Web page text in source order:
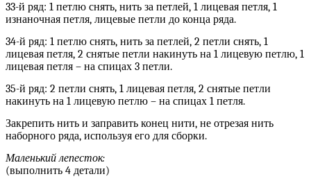
33-й ряд: 1 петлю снять, нить за петлей, 1 лицевая петля, 1
изнаночная петля, лицевые петли до конца ряда.
34-й ряд: 1 петлю снять, нить за петлей, 2 петли снять, 1
лицевая петля, 2 снятые петли накинуть на 1 лицевую петлю, 1
лицевая петля – на спицах 3 петли.
35-й ряд: 2 петли снять, 1 лицевая петля, 2 снятые петли
накинуть на 1 лицевую петлю – на спицах 1 петля.
Закрепить нить и заправить конец нити, не отрезая нить
наборного ряда, используя его для сборки.
Маленький лепесток:
(выполнить 4 детали)